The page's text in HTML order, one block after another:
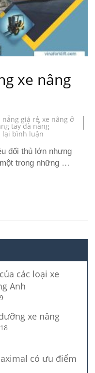
xe nâng
nẵng giá rẻ, xe nâng ở
tay đà nẵng
lại bình luận on
cận
thị
trường
xe
đối thủ lớn nhưng
trong những …
các loại xe
Anh
xe nâng
có ưu điểm